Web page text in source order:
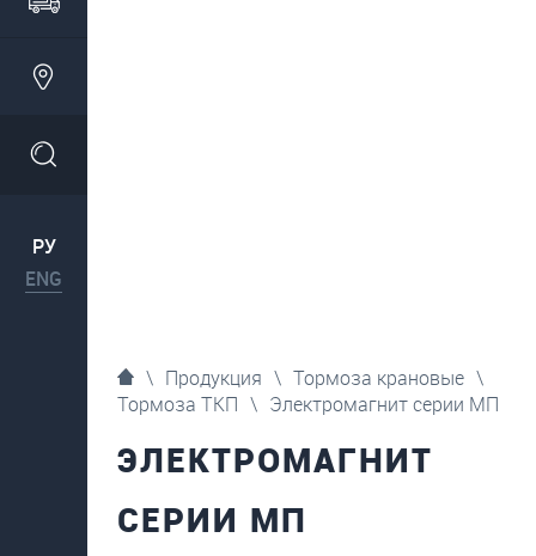
РУ
ENG
\ Продукция \ Тормоза крановые \
Тормоза ТКП \ Электромагнит серии МП
ЭЛЕКТРОМАГНИТ
СЕРИИ МП